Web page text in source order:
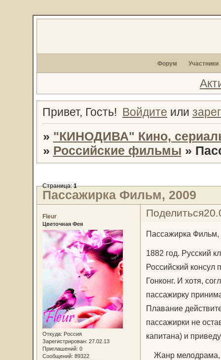
Форум Участники
Привет, Гость! Войдите или
» "КИНОДИВА" Кино,
» Российские фильмы »
Пассажирка Фильм, 2009
Страница:1
Поделиться
Fleur
Цветочная Фея
Откуда: Россия
Зарегистрирован: 27.02.13
Приглашений: 0
Сообщений: 89322
Пассажирка Фильм,
1882 год. Русский
Российский консул
Гонконг. И хотя,
пассажирку
Плавание
пассажирки не
капитана) и
Жанр мелодрама,